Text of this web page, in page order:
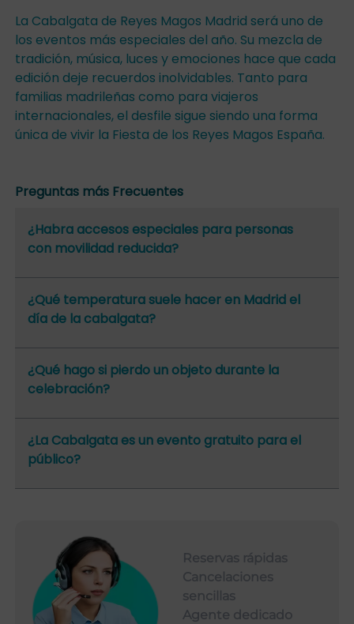
La Cabalgata de Reyes Magos Madrid será uno de
los eventos más especiales del año. Su mezcla de
tradición, música, luces y emociones hace que cada
edición deje recuerdos inolvidables. Tanto para
familias madrileñas como para viajeros
internacionales, el desfile sigue siendo una forma
única de vivir la Fiesta de los Reyes Magos España.
Preguntas más Frecuentes
¿Habra accesos especiales para personas
con movilidad reducida?
¿Qué temperatura suele hacer en Madrid el
día de la cabalgata?
¿Qué hago si pierdo un objeto durante la
celebración?
¿La Cabalgata es un evento gratuito para el
público?
Reservas rápidas
Cancelaciones
sencillas
Agente dedicado